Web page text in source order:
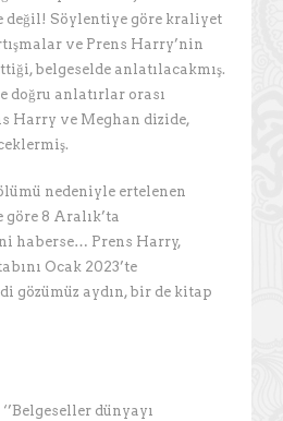
değil! Söylentiye göre kraliyet
ve Prens Harry’nin
belgeselde anlatılacakmış.
doğru anlatırlar orası
Harry ve Meghan dizide,
nedeniyle ertelenen
8 Aralık’ta
haberse… Prens Harry,
Ocak 2023’te
gözümüz aydın, bir de kitap
dünyayı